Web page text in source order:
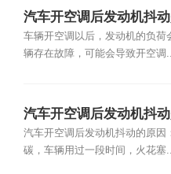
汽车开空调后发动机抖
车辆开空调以后，发动机的负荷
辆存在故障，可能会导致开空调
汽车开空调后发动机抖
汽车开空调后发动机抖动的原因
碳，车辆用过一段时间，火花塞